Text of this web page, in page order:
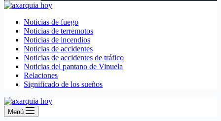
Noticias de fuego
Noticias de terremotos
Noticias de incendios
Noticias de accidentes
Noticias de accidentes de tráfico
Noticias del pantano de Vinuela
Relaciones
Significado de los sueños
Menú